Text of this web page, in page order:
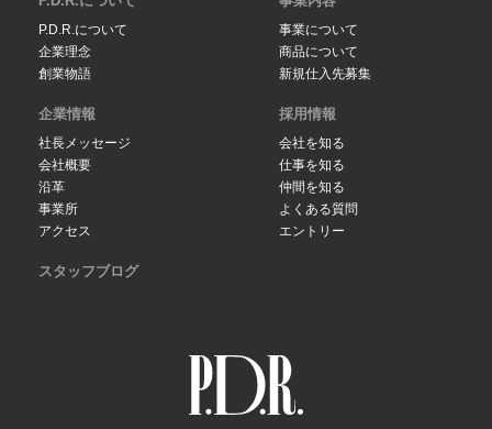
P.D.R.について
企業理念
創業物語
事業について
商品について
新規仕入先募集
企業情報
社長メッセージ
会社概要
沿革
事業所
アクセス
採用情報
会社を知る
仕事を知る
仲間を知る
よくある質問
エントリー
スタッフブログ